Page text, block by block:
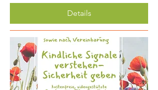
Details